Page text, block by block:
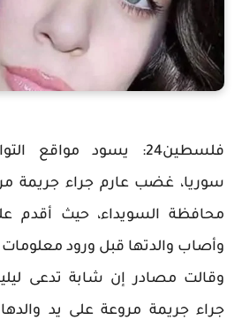
فلسطين24: يسود مواقع
سوريا، غضب عارم جراء جريمة
محافظة السويداء، حيث أقدم
وأصاب والدتها قبل ورود معلومات
وقالت مصادر إن شابة تدعى
جراء جريمة مروعة على يد